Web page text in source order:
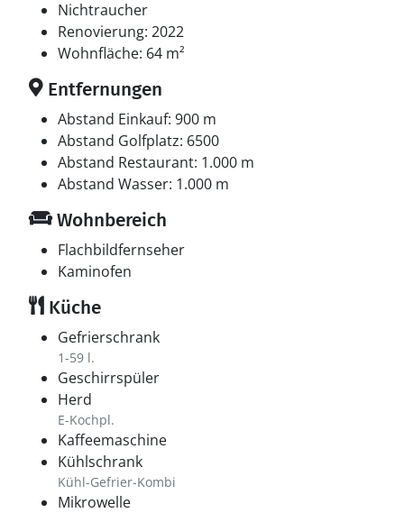
Nichtraucher
Renovierung: 2022
Wohnfläche: 64 m²
Entfernungen
Abstand Einkauf: 900 m
Abstand Golfplatz: 6500
Abstand Restaurant: 1.000 m
Abstand Wasser: 1.000 m
Wohnbereich
Flachbildfernseher
Kaminofen
Küche
Gefrierschrank
1-59 l.
Geschirrspüler
Herd
E-Kochpl.
Kaffeemaschine
Kühlschrank
Kühl-Gefrier-Kombi
Mikrowelle